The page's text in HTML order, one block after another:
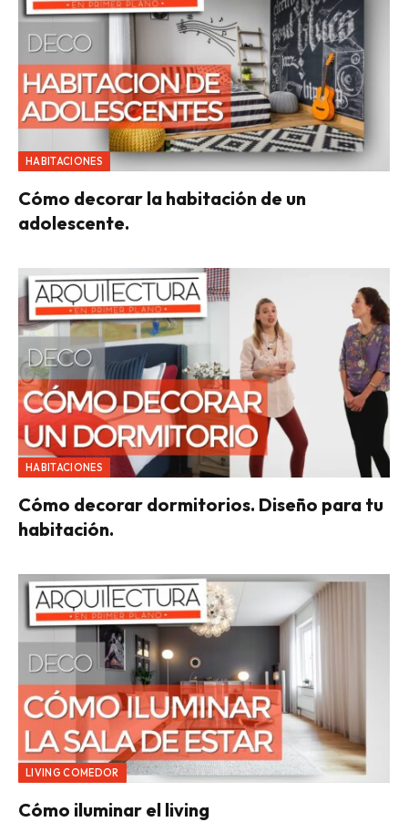
HABITACIONES
Cómo decorar la habitación de un
adolescente.
HABITACIONES
Cómo decorar dormitorios. Diseño para tu
habitación.
LIVING COMEDOR
Cómo iluminar el living